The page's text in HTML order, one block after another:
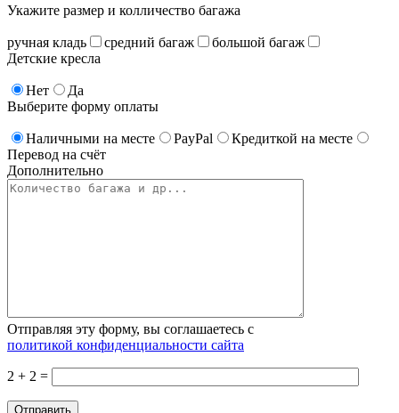
Укажите размер и колличество багажа
ручная кладь средний багаж
большой багаж
Детские кресла
Нет
Да
Выберите форму оплаты
Наличными на месте PayPal
Кредиткой на месте
Перевод на счёт
Дополнительно
Отправляя эту форму, вы соглашаетесь с
политикой конфиденциальности сайта
2 + 2 =